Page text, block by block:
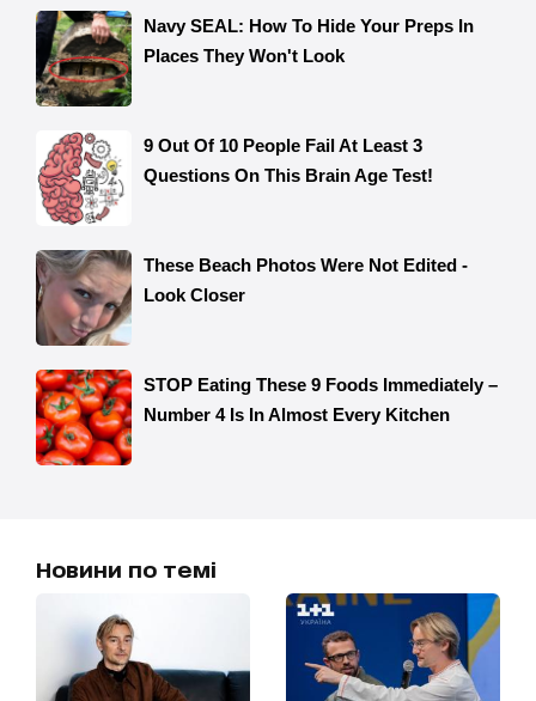
Новини по темі